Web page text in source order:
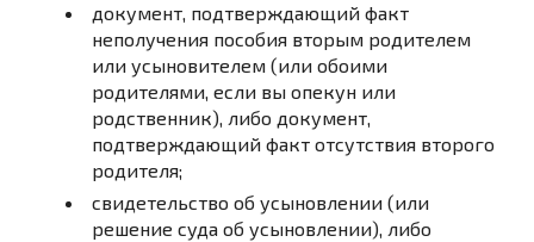
документ, подтверждающийфакт
неполучения пособия вторым родителем
илиусыновителем(илиобоими
родителями,если выопекун или
родственник), либо документ,
подтверждающийфактотсутствия второго
родителя;
свидетельствообусыновлении(или
решениесудаобусыновлении), либо